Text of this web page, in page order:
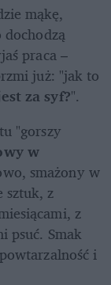
mąkę,
dochodzą
praca –
już: "jak to
za syf?".
"gorszy
w
smażony w
sztuk, z
z
psuć. Smak
i